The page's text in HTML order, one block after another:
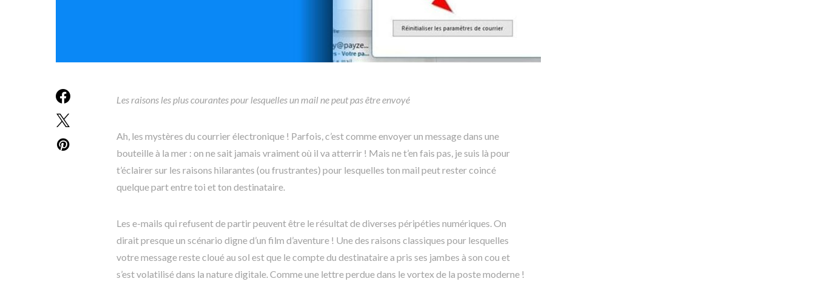
Les raisons les plus courantes pour lesquelles un mail ne peut pas être envoyé
Ah, les mystères du courrier électronique ! Parfois, c’est comme envoyer un message dans une
bouteille à la mer : on ne sait jamais vraiment où il va atterrir ! Mais ne t’en fais pas, je suis là pour
t’éclairer sur les raisons hilarantes (ou frustrantes) pour lesquelles ton mail peut rester coincé
quelque part entre toi et ton destinataire.
Les e-mails qui refusent de partir peuvent être le résultat de diverses péripéties numériques. On
dirait presque un scénario digne d’un film d’aventure ! Une des raisons classiques pour lesquelles
votre message reste cloué au sol est que le compte du destinataire a pris ses jambes à son cou et
s’est volatilisé dans la nature digitale. Comme une lettre perdue dans le vortex de la poste moderne !